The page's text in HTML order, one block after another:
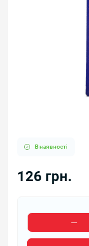
В наявності
126 грн.